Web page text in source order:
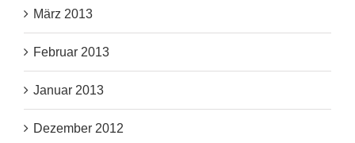
März 2013
Februar 2013
Januar 2013
Dezember 2012